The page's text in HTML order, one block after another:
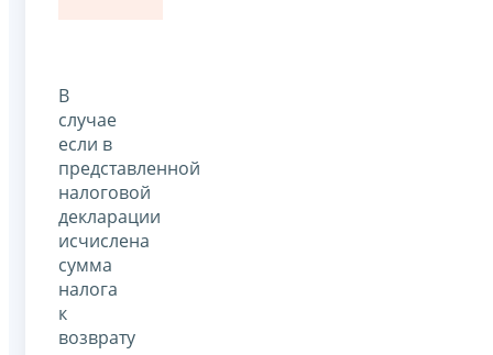
В
случае
если в
представленной
налоговой
декларации
исчислена
сумма
налога
к
возврату